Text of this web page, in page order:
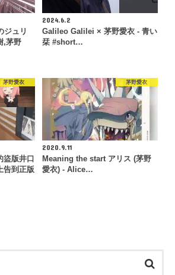
ジュリ
,茅野
2024.6.2
Galileo Galilei × 茅野愛衣 - 青い
栞 #short…
茅野愛衣
盜版井口
告到正版
茅野愛衣
2020.9.11
Meaning the start アリス (茅野
愛衣) - Alice…